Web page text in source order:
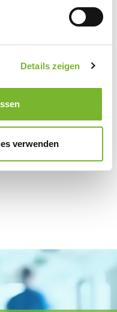
Details zeigen
verwenden